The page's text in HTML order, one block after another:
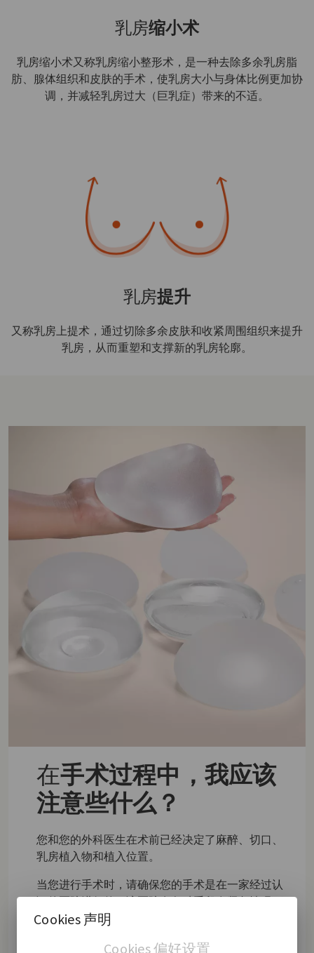
乳房缩小术
乳房缩小术又称乳房缩小整形术，是一种去除多余乳房脂
肪、腺体组织和皮肤的手术，使乳房大小与身体比例更加协
调，并减轻乳房过大（巨乳症）带来的不适。
乳房提升
又称乳房上提术，通过切除多余皮肤和收紧周围组织来提升
乳房，从而重塑和支撑新的乳房轮廓。
在手术过程中，我应该
注意些什么？
您和您的外科医生在术前已经决定了麻醉、切口、
乳房植入物和植入位置。
当您进行手术时，请确保您的手术是在一家经过认
证的医院进行的，该医院有各种手段在紧急情况下
对您进行护理。虽然可能性不大，但还是谨慎和安
Cookies 声明
Cookies 偏好设置